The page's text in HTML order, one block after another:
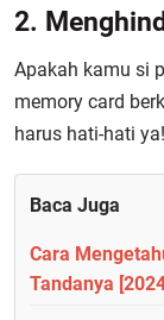
2.
Apakah kamu si
memory card
harus hati-hati ya!
Baca Juga
Cara
Tandanya